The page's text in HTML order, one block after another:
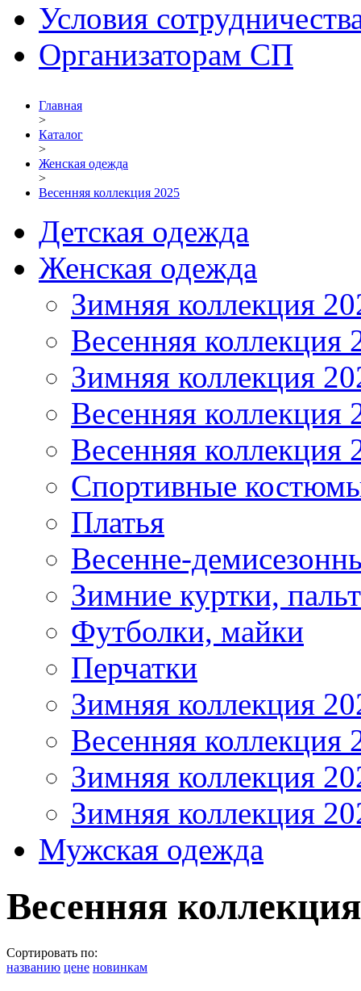
Условия
Организаторам СП
Главная
>
Каталог
>
Женская одежда
>
Весенняя коллекция 2025
Детская одежда
Женская одежда
Зимняя коллекция
Весенняя коллекция
Зимняя коллекция
Весенняя коллекция
Весенняя коллекция
Спортивные
Платья
Весенне-
Зимние куртки,
Футболки, майки
Перчатки
Зимняя коллекция
Весенняя коллекция
Зимняя коллекция
Зимняя коллекция
Мужская одежда
Весенняя
Сортировать по:
названию цене новинкам